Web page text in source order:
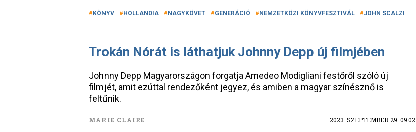
KÖNYV HOLLANDIA NAGYKÖVET GENERÁCIÓ NEMZETKÖZI KÖNYVFESZTIVÁL JOHN SCALZI
Trokán Nórát is láthatjuk Johnny Depp új filmjében
Johnny Depp Magyarországon forgatja Amedeo Modigliani festőről szóló új
filmjét, amit ezúttal rendezőként jegyez, és amiben a magyar színésznő is
feltűnik.
MARIE CLAIRE 2023. SZEPTEMBER 29. 09:02